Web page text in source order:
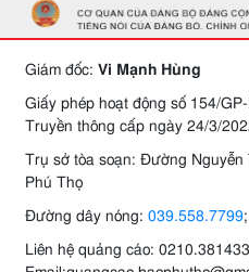
Giám đốc: Vi Mạnh Hùng
Giấy phép hoạt động số 154/
Truyền thông cấp ngày 24/3/
Trụ sở tòa soạn: Đường
Phú Thọ
Đường dây nóng: 039.558.7799
Liên hệ quảng cáo: